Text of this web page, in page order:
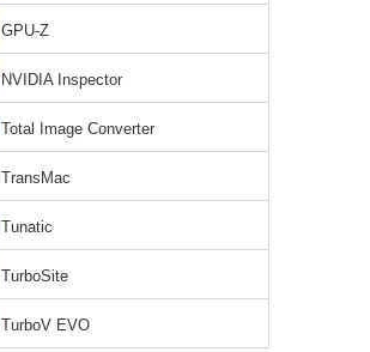
GPU-Z
NVIDIA Inspector
Total Image Converter
TransMac
Tunatic
TurboSite
TurboV EVO